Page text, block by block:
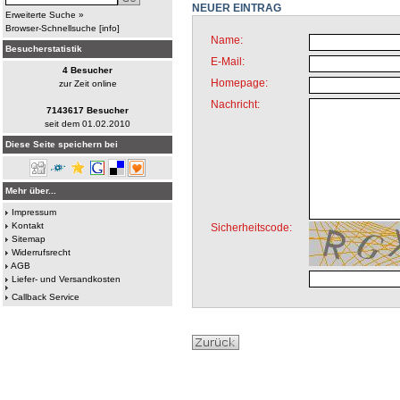
Erweiterte Suche »
Browser-Schnellsuche [info]
Besucherstatistik
4 Besucher
zur Zeit online
7143617 Besucher
seit dem 01.02.2010
Diese Seite speichern bei
Mehr über...
Impressum
Kontakt
Sitemap
Widerrufsrecht
AGB
Liefer- und Versandkosten
Callback Service
NEUER EINTRAG
Name:
E-Mail:
Homepage:
Nachricht:
Sicherheitscode: *